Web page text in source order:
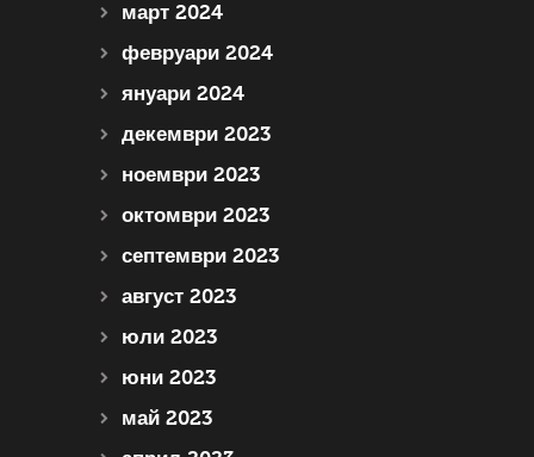
март 2024
февруари 2024
януари 2024
декември 2023
ноември 2023
октомври 2023
септември 2023
август 2023
юли 2023
юни 2023
май 2023